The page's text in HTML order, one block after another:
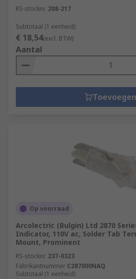
RS-stocknr. 208-217
Subtotaal (1 eenheid)
€ 18,54(excl. BTW)
Aantal
Toevoegen
Op voorraad
Arcolectric (Bulgin) Ltd 2870
Indicator, 110V ac, Solder Tab
Mount, Prominent
RS-stocknr. 237-0323
Fabrikantnummer C287000NAQ
Subtotaal (1 eenheid)